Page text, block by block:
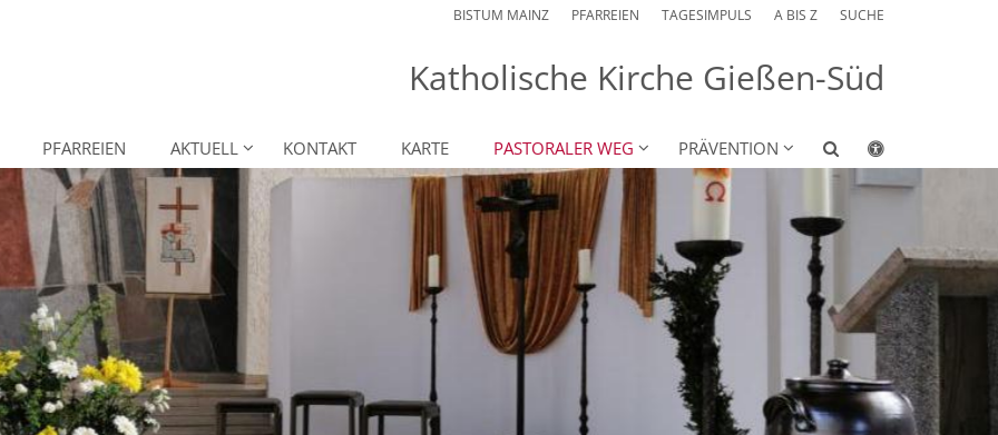
BISTUM MAINZ PFARREIEN TAGESIMPULS A BIS Z SUCHE
Katholische Kirche Gießen-Süd
PFARREIEN AKTUELL KONTAKT KARTE PASTORALER WEG PRÄVENTION